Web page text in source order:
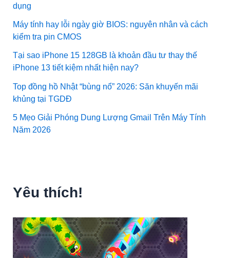
dụng
Máy tính hay lỗi ngày giờ BIOS: nguyên nhân và cách
kiểm tra pin CMOS
Tại sao iPhone 15 128GB là khoản đầu tư thay thế
iPhone 13 tiết kiệm nhất hiện nay?
Top đồng hồ Nhật “bùng nổ” 2026: Săn khuyến mãi
khủng tại TGDĐ
5 Mẹo Giải Phóng Dung Lượng Gmail Trên Máy Tính
Năm 2026
Yêu thích!